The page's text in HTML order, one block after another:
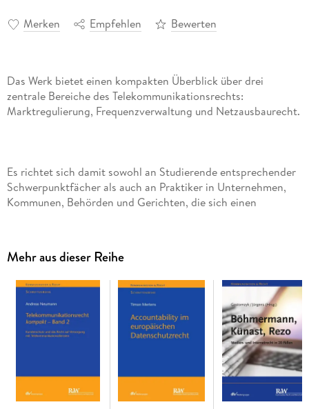
Merken Empfehlen Bewerten
Das Werk bietet einen kompakten Überblick über drei
zentrale Bereiche des Telekommunikationsrechts:
Es richtet sich damit sowohl an Studierende entsprechender
Schwerpunktfächer als auch an Praktiker in Unternehmen,
Kommunen, Behörden und Gerichten, die sich einen
Ausbau des TKG geführt hat, genauso umfassend
berücksichtigt wie Rechtsprechung und Anwendungspraxis
zur bisherigen Rechtslage.
Mehr aus dieser Reihe